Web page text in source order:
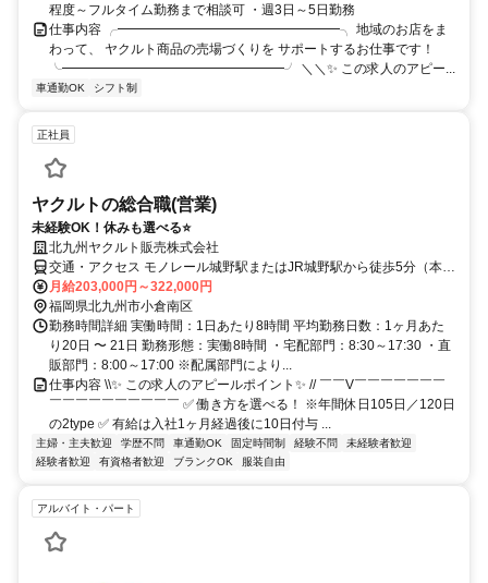
程度～フルタイム勤務まで相談可 ・週3日～5日勤務
仕事内容 ╭━━━━━━━━━━━━━━━━━╮ 地域のお店をま
わって、 ヤクルト商品の売場づくりを サポートするお仕事です！
╰━━━━━━━━━━━━━━━━━╯ ＼＼✨ この求人のアピー...
車通勤OK シフト制
正社員
ヤクルトの総合職(営業)
未経験OK！休みも選べる⭐️
北九州ヤクルト販売株式会社
交通・アクセス モノレール城野駅またはJR城野駅から徒歩5分（本
社）
月給203,000円～322,000円
福岡県北九州市小倉南区
勤務時間詳細 実働時間：1日あたり8時間 平均勤務日数：1ヶ月あた
り20日 〜 21日 勤務形態：実働8時間 ・宅配部門：8:30～17:30 ・直
販部門：8:00～17:00 ※配属部門により...
仕事内容 \\✨ この求人のアピールポイント✨ // ￣￣V￣￣￣￣￣￣￣
￣￣￣￣￣￣￣￣￣￣ ✅ 働き方を選べる！ ※年間休日105日／120日
の2type ✅ 有給は入社1ヶ月経過後に10日付与 ...
主婦・主夫歓迎 学歴不問 車通勤OK 固定時間制 経験不問
未経験者歓迎
経験者歓迎
有資格者歓迎 ブランクOK 服装自由
アルバイト・パート